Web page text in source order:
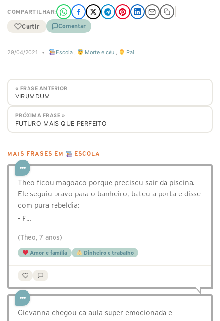
COMPARTILHAR:
Curtir Comentar
29/04/2021 • Escola , Morte e céu, Pai
« FRASE ANTERIOR
VIRUMDUM
PRÓXIMA FRASE »
FUTURO MAIS QUE PERFEITO
MAIS FRASES EM ESCOLA
Theo ficou magoado porque precisou sair da piscina.
Ele seguiu bravo para o banheiro, bateu a porta e disse
com pura rebeldia:
- F…
(Theo, 7 anos)
Amor e família Dinheiro e trabalho
Giovanna chegou da aula super emocionada e